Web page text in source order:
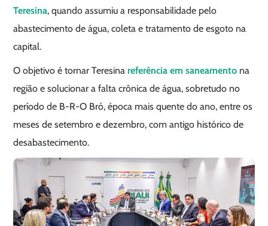
Teresina, quando assumiu a responsabilidade pelo
abastecimento de água, coleta e tratamento de esgoto na
capital.
O objetivo é tornar Teresina referência em saneamento na
região e solucionar a falta crônica de água, sobretudo no
período de B-R-O Bró, época mais quente do ano, entre os
meses de setembro e dezembro, com antigo histórico de
desabastecimento.